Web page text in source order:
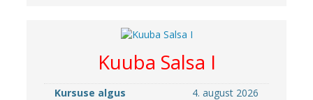
Kuuba Salsa I
Kursuse algus
4. august 2026